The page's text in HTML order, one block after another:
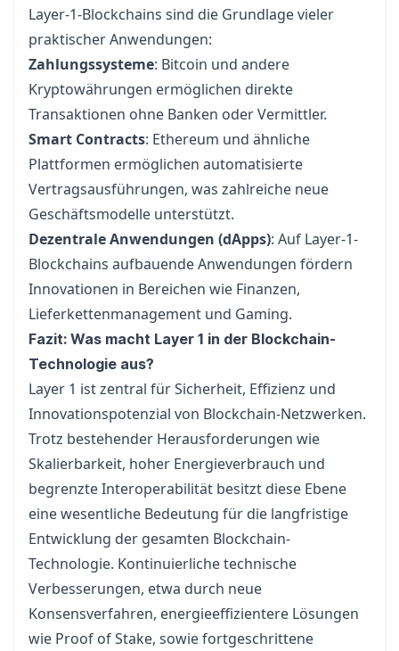
Layer-1-Blockchains sind die Grundlage vieler
praktischer Anwendungen:
Zahlungssysteme: Bitcoin und andere
Kryptowährungen ermöglichen direkte
Transaktionen ohne Banken oder Vermittler.
Smart Contracts: Ethereum und ähnliche
Plattformen ermöglichen automatisierte
Vertragsausführungen, was zahlreiche neue
Geschäftsmodelle unterstützt.
Dezentrale Anwendungen (dApps): Auf Layer-1-
Blockchains aufbauende Anwendungen fördern
Innovationen in Bereichen wie Finanzen,
Lieferkettenmanagement und Gaming.
Fazit: Was macht Layer 1 in der Blockchain-
Technologie aus?
Layer 1 ist zentral für Sicherheit, Effizienz und
Innovationspotenzial von Blockchain-Netzwerken.
Trotz bestehender Herausforderungen wie
Skalierbarkeit, hoher Energieverbrauch und
begrenzte Interoperabilität besitzt diese Ebene
eine wesentliche Bedeutung für die langfristige
Entwicklung der gesamten Blockchain-
Technologie. Kontinuierliche technische
Verbesserungen, etwa durch neue
Konsensverfahren, energieeffizientere Lösungen
wie Proof of Stake, sowie fortgeschrittene